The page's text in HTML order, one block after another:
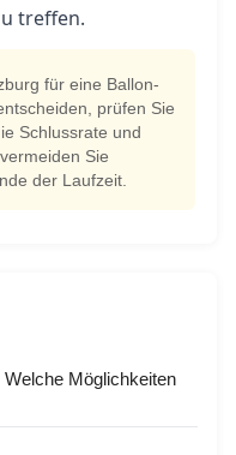
treffen.
für eine Ballon-
prüfen Sie
Schlussrate und
Sie
der Laufzeit.
Möglichkeiten